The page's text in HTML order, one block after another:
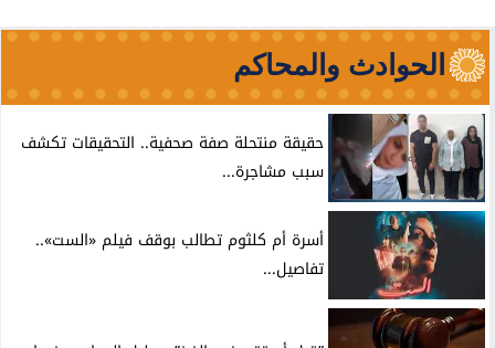
الحوادث والمحاكم
حقيقة منتحلة صفة صحفية.. التحقيقات تكشف
سبب مشاجرة...
أسرة أم كلثوم تطالب بوقف فيلم «الست»..
تفاصيل...